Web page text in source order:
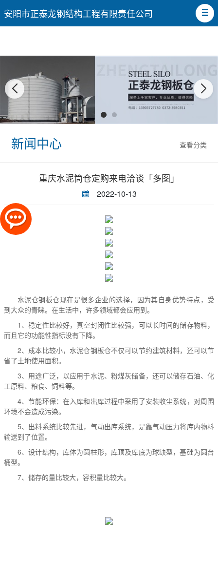
安阳市正泰龙钢结构工程有限责任公司
查看分类
新闻中心
重庆水泥筒仓定购来电洽谈「多图」
2022-10-13
水泥仓钢板仓现在是很多企业的选择，因为其自身优势特点，受
到大众的青睐。在生活中，许多领域都会应用到。
1、稳定性比较好，真空封闭性比较强，可以长时间的储存物料，
而且它的功能性指标没有下降。
2、成本比较小，水泥仓钢板仓不仅可以节约建筑材料，还可以节
省了土地使用面积。
3、用途广泛，以应用于水泥、粉煤灰储备，还可以储存石油、化
工原料、粮食、饲料等。
4、节能环保：在入库和出库过程中采用了安装收尘系统，对周围
环境不会造成污染。
5、出料系统比较先进，气动出库系统，是靠气动压力将库内物料
输送到了位置。
6、设计结构，库体为圆柱形，库顶及库底为球缺型，基础为圆台
桶型。
7、储存的量比较大，容积量比较大。